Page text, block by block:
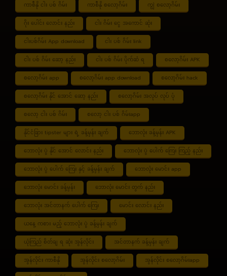
ကာစီနို ငါး ပစ် ဂိမ်း ကာစီနို စလော့ဂိမ်း ကျွဲ စလော့ဂိမ်း
ဂိုး ပေါင်း လောင်း နည်း ငါး ဂိမ်း ငွေ အကောင် ဆုံး
ငါးပစ်ဂိမ်း App download ငါး ပစ် ဂိမ်း link
ငါး ပစ် ဂိမ်း ဆော့ နည်း ငါး ပစ် ဂိမ်း ပိုက်ဆံ ရ စလော့ဂိမ်း APK
စလော့ဂိမ်း app စလော့ဂိမ်း app download စလော့ဂိမ်း hack
စလော့ဂိမ်း နိုင် အောင် ဆော့ နည်း စလော့ဂိမ်း အလုပ် လုပ် ပုံ
စလော့ ငါး ပစ် ဂိမ်း စလော့ ငါး ပစ် ဂိမ်းapp
နိုင်ငံခြား tipster များ ရဲ့ ခန့်မှန်း ချက် ဘောလုံး ခန့်မှန်း APK
ဘောလုံး ပွဲ နိုင် အောင် လောင်း နည်း ဘောလုံး ပွဲ ပေါက် ကြေး ကြည့် နည်း
ဘောလုံး ပွဲ ပေါက် ကြေး နှင့် ခန့်မှန်း ချက် ဘောလုံး မောင်း app
ဘောလုံး မောင်း ခန့်မှန်း ဘောလုံး မောင်း တွက် နည်း
ဘောလုံး အင်တာနက် ပေါက် ကြေး မောင်း လောင်း နည်း
ယနေ့ ကစား မည့် ဘောလုံး ပွဲ ခန့်မှန်း ချက်
ယုံကြည် စိတ်ချ ရ ဆုံး အွန်လိုင်း အင်တာနက် ခန့်မှန်း ချက်
အွန်လိုင်း ကာစီနို အွန်လိုင်း စလော့ဂိမ်း အွန်လိုင်း စလော့ဂိမ်းapp